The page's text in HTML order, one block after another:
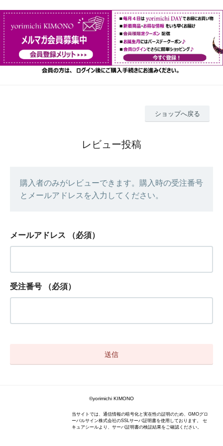
ショップへ戻る
レビュー投稿
購入者のみがレビューできます。購入時の受注番号
とメールアドレスを入力してください。
メールアドレス （必須）
受注番号 （必須）
©yorimichi KIMONO
当サイトでは、通信情報の暗号化と実在性の証明のため、GMOグロ
ーバルサイン株式会社のSSLサーバ証明書を使用しております。 セ
キュアシールより、サーバ証明書の検証結果をご確認ください。